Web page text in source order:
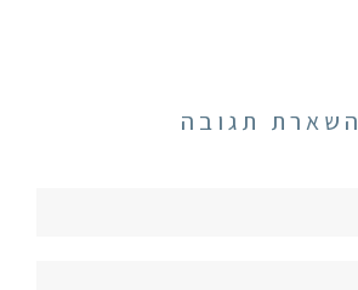
השארת תגובה